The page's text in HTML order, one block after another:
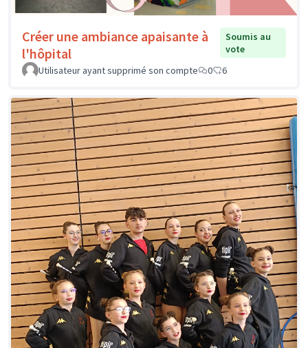
Créer une ambiance apaisante à
l'hôpital
Soumis au
vote
Utilisateur ayant supprimé son compte
0 6